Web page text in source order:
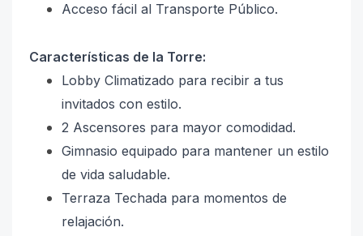
Acceso fácil al Transporte Público.
Características de la Torre:
Lobby Climatizado para recibir a tus
invitados con estilo.
2 Ascensores para mayor comodidad.
Gimnasio equipado para mantener un estilo
de vida saludable.
Terraza Techada para momentos de
relajación.